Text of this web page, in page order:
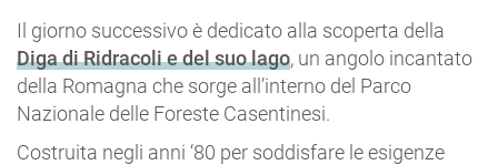
Il giorno successivo è dedicato alla scoperta della
Diga di Ridracoli e del suo lago, un angolo incantato
della Romagna che sorge all’interno del Parco
Nazionale delle Foreste Casentinesi.
Costruita negli anni ‘80 per soddisfare le esigenze